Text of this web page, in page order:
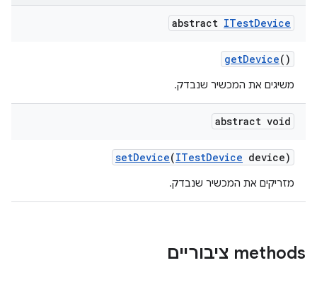
abstract ITestDevice
getDevice()
משיגים את המכשיר שנבדק.
abstract void
setDevice(ITestDevice device)
מזריקים את המכשיר שנבדק.
‫methods ציבוריים